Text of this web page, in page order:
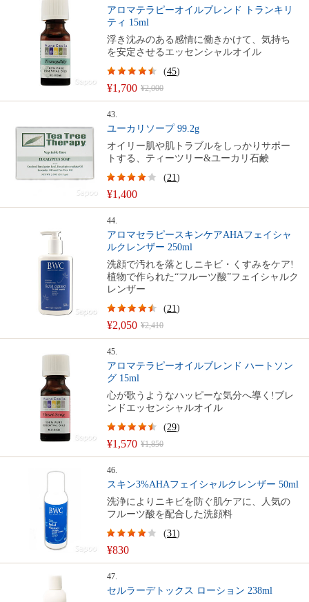
アロマテラピーオイルブレンド トランキリ
ティ 15ml
浮き沈みのある感情に働きかけて、気持ち
を安定させるエッセンシャルオイル
¥1,700 ¥2,000
(45)
43.
ユーカリソープ 99.2g
オイリー肌や肌トラブルをしっかりサポー
トする、ティーツリー&ユーカリ石鹸
¥1,400
(21)
44.
アロマセラピースキンケアAHAフェイシャ
ルクレンザー 250ml
洗顔で汚れを落としニキビ・くすみをケア!
植物で作られた“フルーツ酸”フェイシャルク
レンザー
¥2,050 ¥2,410
(21)
45.
アロマテラピーオイルブレンド ハートソン
グ 15ml
心が歌うようなハッピーな気分へ導く!ブレ
ンドエッセンシャルオイル
¥1,570 ¥1,850
(29)
46.
スキン3%AHAフェイシャルクレンザー 50ml
洗浄によりニキビを防ぐ肌ケアに、人気の
フルーツ酸を配合した洗顔料
¥830
(31)
47.
セルラーデトックス ローション 238ml